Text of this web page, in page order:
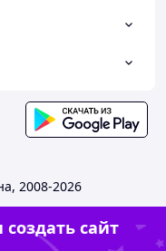
2008-2026
сайт